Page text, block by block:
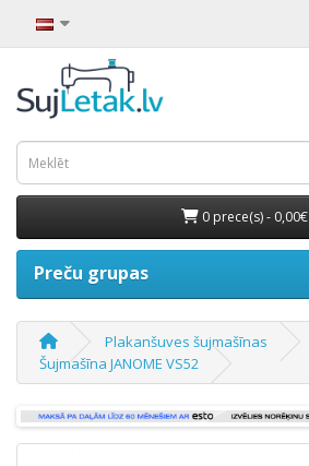
0 prece(s) - 0,00€
Preču grupas
Plakanšuves šujmašīnas
Šujmašīna JANOME VS52